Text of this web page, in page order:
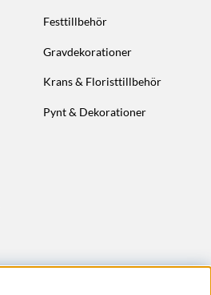
Festtillbehör
Gravdekorationer
Krans & Floristtillbehör
Pynt & Dekorationer